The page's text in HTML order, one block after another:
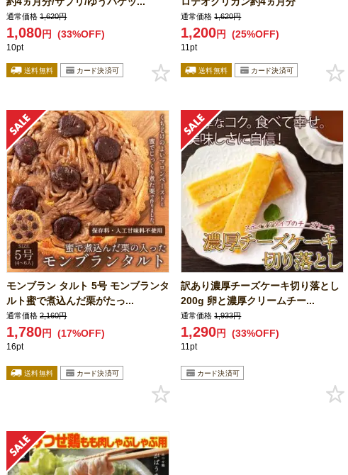
通常価格 1,620円
1,080円 (33%OFF)
10pt
通常価格 1,620円
1,200円 (25%OFF)
11pt
モンブラン タルト 5号 モンブランタ
ルト蜜で煮込んだ栗がたっ...
通常価格 2,160円
1,780円 (17%OFF)
16pt
訳あり濃厚チーズケーキ切り落とし
200g 卵と濃厚クリームチー...
通常価格 1,933円
1,290円 (33%OFF)
11pt